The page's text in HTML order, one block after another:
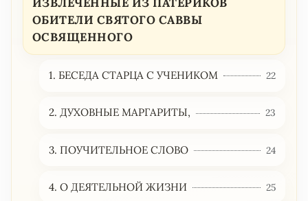
ОБИТЕЛИ СВЯТОГО САВВЫ
ОСВЯЩЕННОГО
1. БЕСЕДА СТАРЦА С УЧЕНИКОМ 22
2. ДУХОВНЫЕ МАРГАРИТЫ, 23
3. ПОУЧИТЕЛЬНОЕ СЛОВО 24
4. О ДЕЯТЕЛЬНОЙ ЖИЗНИ 25